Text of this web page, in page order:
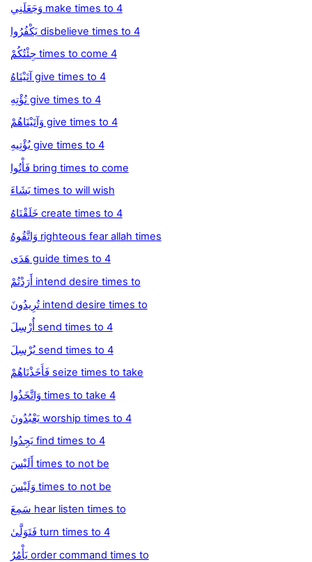
وَجَعَلَنِي make times to 4
يَكْفُرُوا disbelieve times to 4
جِئْتُكُمْ times to come 4
آتَيْنَاهُ give times to 4
نُؤْتِهِ give times to 4
وَآتَيْنَاهُمْ give times to 4
يُؤْتِيهِ give times to 4
فَأْتُوا bring times to come
يَشَاءَ times to will wish
خَلَقْنَاهُ create times to 4
وَاتَّقُوهُ righteous fear allah times
هَدَى guide times to 4
أَرَدْتُمْ intend desire times to
تُرِيدُونَ intend desire times to
أُرْسِلَ send times to 4
يُرْسِلَ send times to 4
فَأَخَذْنَاهُمْ seize times to take
وَاتَّخَذُوا times to take 4
يَعْبُدُونَ worship times to 4
يَجِدُوا find times to 4
أَلَيْسَ times to not be
وَلَيْسَ times to not be
سَمِعَ hear listen times to
فَتَوَلَّىٰ turn times to 4
يَأْمُرُ order command times to